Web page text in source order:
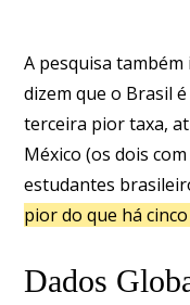
A pesquisa
dizem que o Brasil
terceira pior taxa,
México (os dois
estudantes
pior do que há
Dados